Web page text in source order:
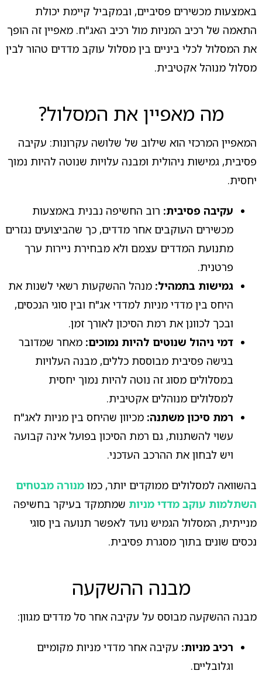
באמצעות מכשירים פסיביים, ובמקביל קיימת יכולת
התאמה של רכיב המניות מול רכיב האג"ח. מאפיין זה הופך
את המסלול לכלי ביניים בין מסלול עוקב מדדים טהור לבין
מסלול מנוהל אקטיבית.
מה מאפיין את המסלול?
המאפיין המרכזי הוא שילוב של שלושה עקרונות: עקיבה
פסיבית, גמישות ניהולית ומבנה עלויות שנוטה להיות נמוך
יחסית.
עקיבה פסיבית: רוב החשיפה נבנית באמצעות
מכשירים העוקבים אחר מדדים, כך שהביצועים נגזרים
מתנועת המדדים עצמם ולא מבחירת ניירות ערך
פרטנית.
גמישות בתמהיל: מנהל ההשקעות רשאי לשנות את
היחס בין מדדי מניות למדדי אג"ח ובין סוגי הנכסים,
ובכך לכוונן את רמת הסיכון לאורך זמן.
דמי ניהול שנוטים להיות נמוכים: מאחר שמדובר
בגישה פסיבית מבוססת כללים, מבנה העלויות
במסלולים מסוג זה נוטה להיות נמוך יחסית
למסלולים מנוהלים אקטיבית.
רמת סיכון משתנה: מכיוון שהיחס בין מניות לאג"ח
עשוי להשתנות, גם רמת הסיכון בפועל אינה קבועה
ויש לבחון את ההרכב העדכני.
בהשוואה למסלולים ממוקדים יותר, כמו מנורה מבטחים
השתלמות עוקב מדדי מניות שמתמקד בעיקר בחשיפה
מנייתית, המסלול הגמיש נועד לאפשר תנועה בין סוגי
נכסים שונים בתוך מסגרת פסיבית.
מבנה ההשקעה
מבנה ההשקעה מבוסס על עקיבה אחר סל מדדים מגוון:
רכיב מניות: עקיבה אחר מדדי מניות מקומיים
וגלובליים.